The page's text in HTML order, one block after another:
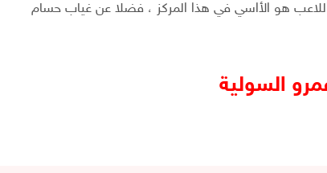
هو الأاسي في هذا المركز ، فضلا عن غياب حسام
السولية